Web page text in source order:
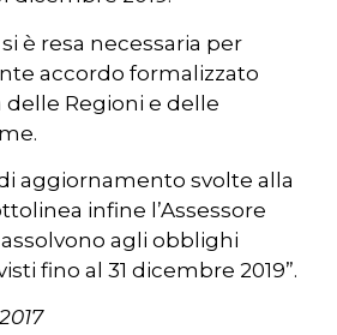
è resa necessaria per
accordo formalizzato
delle Regioni e delle
aggiornamento svolte alla
infine l’Assessore
assolvono agli obblighi
fino al 31 dicembre 2019”.